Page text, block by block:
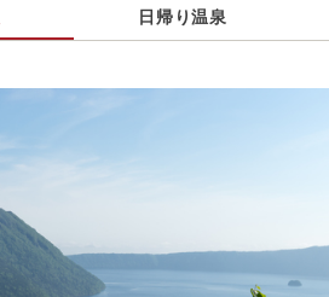
日帰り温泉